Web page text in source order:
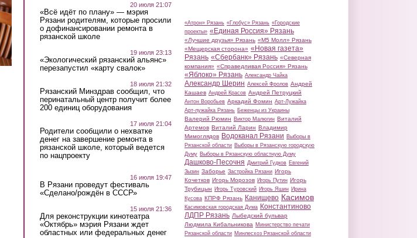
20 июля 21:07
«Всё идёт по плану» — мэрия
Рязани родителям, которые просили
о дофинансировании ремонта в
рязанской школе
19 июля 23:13
«Экологический рязанский альянс»
перезапустил «карту свалок»
18 июля 21:32
Рязанский Минздрав сообщил, что
перинатальный центр получит более
200 единиц оборудования
17 июля 21:04
Родители сообщили о нехватке
денег на завершение ремонта в
рязанской школе, который ведется
по нацпроекту
16 июля 19:47
В Рязани проведут фестиваль
«Сделано/рождён в СССР»
15 июля 21:36
Для реконструкции кинотеатра
«Октябрь» мэрия Рязани ждет
областных или федеральных денег
«Атрон» Рязань «Глобус» Рязань «Городские
проекты» «Единая Россия» Рязань
«Лучшие друзья» Рязань «М5 Молл» Рязань
«Мещерская сторона» «Новая газета»
Рязань «Сбербанк» Рязань «Северная
компания» «Справедливая Россия» Рязань
«Яблоко» Рязань Александр Чайка
Александр Шерин Алексей Фролов Андрей
Кашаев Андрей Красов Андрей Петруцкий
Антон Воробьев Аркадий Фомин Арт-Лужайка
Арт-лужайка Рязань Беженцы из Украины
Валерий Рюмин Виктор Малюгин Виталий
Артемов Виталий Ларин Владимир
Мимоглядов Водоканал Рязани Выборы в
Рязанской области Выборы в Рязанскую городскую
Думу Выборы в Рязанскую областную Думу
Дашково-Песочня Дмитрий Гудков Евгений
Зызин Заборье Застройка Рязани Игорь
Кочетков Игорь Морозов Игорь Путин Игорь
Трубицын Игорь Туровский Игорь Яшин Ирина
Кусова КПРФ Рязань Канищево Касимов
Касимовская городская Дума Константиново
ЛДПР Рязань Лыбедский бульвар
Людмила Кибальникова Министерство печати
Рязанской области Минлесхоз Рязанской области